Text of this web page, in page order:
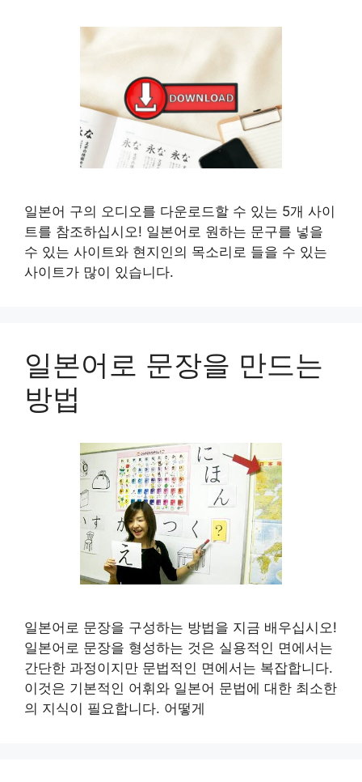
일본어 구의 오디오를 다운로드할 수 있는 5개 사이
트를 참조하십시오! 일본어로 원하는 문구를 넣을
수 있는 사이트와 현지인의 목소리로 들을 수 있는
사이트가 많이 있습니다.
일본어로 문장을 만드는
방법
일본어로 문장을 구성하는 방법을 지금 배우십시오!
일본어로 문장을 형성하는 것은 실용적인 면에서는
간단한 과정이지만 문법적인 면에서는 복잡합니다.
이것은 기본적인 어휘와 일본어 문법에 대한 최소한
의 지식이 필요합니다. 어떻게